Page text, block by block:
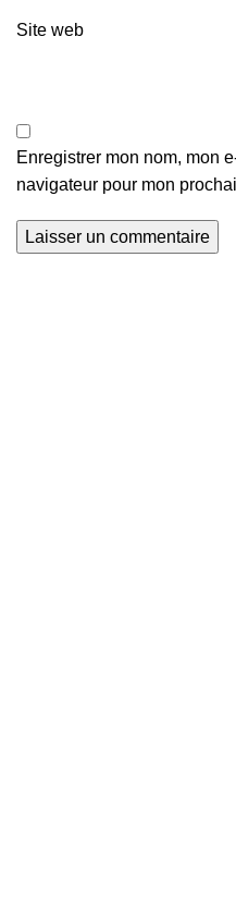
Site web
Enregistrer mon nom, mon
navigateur pour mon